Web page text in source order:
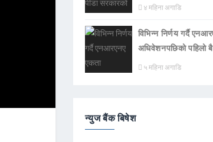
४ महिना अगाडि
विभिन्न निर्णय गर्दै
अधिवेशनपछिको पहिलो
५ महिना अगाडि
न्युज बैंक बिषेश